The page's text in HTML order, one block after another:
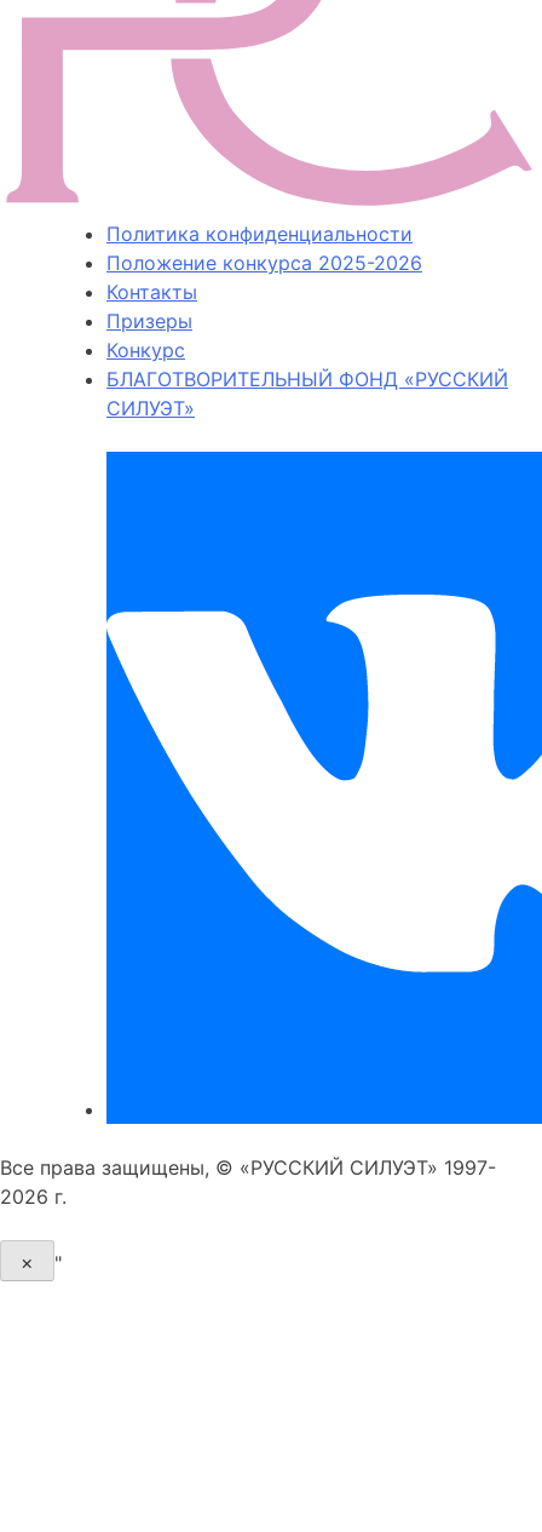
Политика конфиденциальности
Положение конкурса 2025-2026
Контакты
Призеры
Конкурс
БЛАГОТВОРИТЕЛЬНЫЙ ФОНД «РУССКИЙ
СИЛУЭТ»
Все права защищены, © «РУССКИЙ СИЛУЭТ» 1997-
2026 г.
× "